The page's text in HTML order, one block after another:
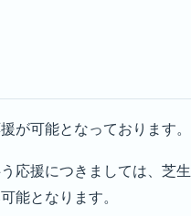
が可能となっております。
応援につきましては、芝生
能となります。